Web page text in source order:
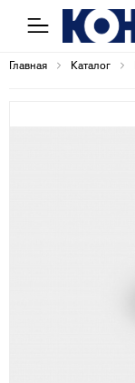
Главная Каталог